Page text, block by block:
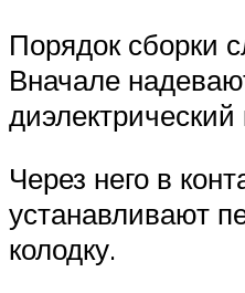
Порядок сборки
Вначале
диэлектрический
Через него в
устанавливают
колодку.